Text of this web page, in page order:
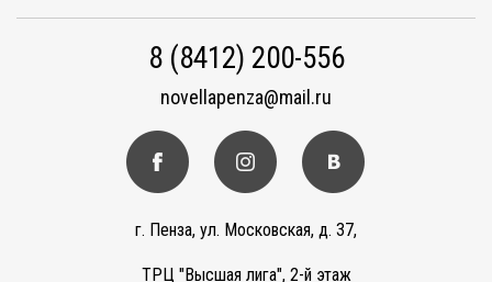
8 (8412) 200-556
novellapenza@mail.ru
г. Пенза, ул. Московская, д. 37,
ТРЦ "Высшая лига", 2-й этаж